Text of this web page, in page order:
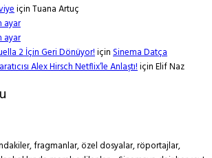
içinTuana Artuç
ayar
ayar
2 İçin Geri Dönüyor!içinSinema Datça
Alex Hirsch Netflix’le Anlaştı!içinElif Naz
fragmanlar, özel dosyalar, röportajlar,